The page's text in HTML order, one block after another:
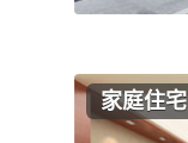
家庭住宅